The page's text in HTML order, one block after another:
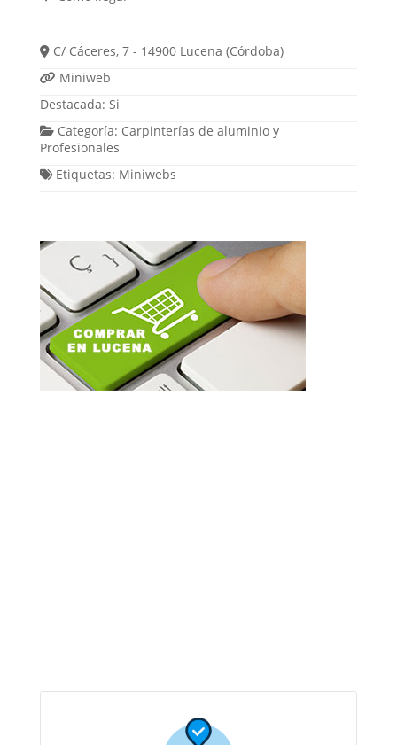
C/ Cáceres, 7 - 14900 Lucena (Córdoba)
Miniweb
Destacada:Si
Categoría: Carpinterías de aluminio y
Profesionales
Etiquetas: Miniwebs